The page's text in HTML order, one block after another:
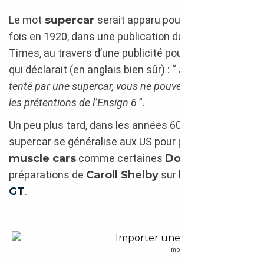
Le mot supercar serait apparu pour la première
fois en 1920, dans une publication du journal The
Times, au travers d’une publicité pour l’
qui déclarait (en anglais bien sûr) : “Si vous êtes
tenté par une supercar, vous ne pouvez pas ignorer
les prétentions de l’Ensign 6 ”.
Un peu plus tard, dans les années 60, le terme de
supercar se généralise aux US pour parler des
muscle cars comme certaines Dodge
préparations de Caroll Shelby sur les
GT.
import Ford Mustang Shelby